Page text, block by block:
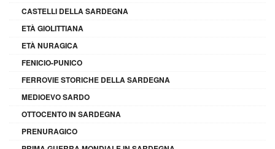
CASTELLI DELLA SARDEGNA
ETÀ GIOLITTIANA
ETÀ NURAGICA
FENICIO-PUNICO
FERROVIE STORICHE DELLA SARDEGNA
MEDIOEVO SARDO
OTTOCENTO IN SARDEGNA
PRENURAGICO